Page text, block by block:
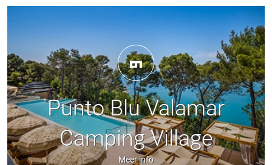
Punto Blu Valamar
Camping Village
Meer info